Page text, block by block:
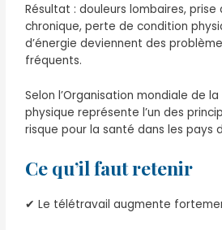
Résultat : douleurs lombaires,
chronique, perte de condition
d’énergie deviennent des
fréquents.
Selon l’Organisation mondiale de la
physique représente l’un des
risque pour la santé dans les pays
Ce qu’il faut retenir
✔ Le télétravail augmente